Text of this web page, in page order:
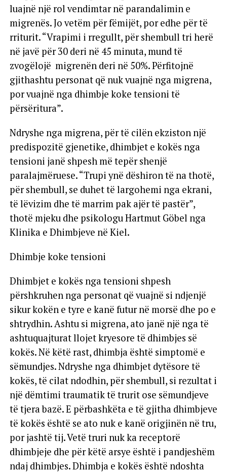
luajnë një rol vendimtar në parandalimin e
migrenës. Jo vetëm për fëmijët, por edhe për të
rriturit. “Vrapimi i rregullt, për shembull tri herë
në javë për 30 deri në 45 minuta, mund të
zvogëlojë migrenën deri në 50%. Përfitojnë
gjithashtu personat që nuk vuajnë nga migrena,
por vuajnë nga dhimbje koke tensioni të
përsëritura”.
Ndryshe nga migrena, për të cilën ekziston një
predispozitë gjenetike, dhimbjet e kokës nga
tensioni janë shpesh më tepër shenjë
paralajmëruese. “Trupi ynë dëshiron të na thotë,
për shembull, se duhet të largohemi nga ekrani,
të lëvizim dhe të marrim pak ajër të pastër”,
thotë mjeku dhe psikologu Hartmut Göbel nga
Klinika e Dhimbjeve në Kiel.
Dhimbje koke tensioni
Dhimbjet e kokës nga tensioni shpesh
përshkruhen nga personat që vuajnë si ndjenjë
sikur kokën e tyre e kanë futur në morsë dhe po e
shtrydhin. Ashtu si migrena, ato janë një nga të
ashtuquajturat llojet kryesore të dhimbjes së
kokës. Në këtë rast, dhimbja është simptomë e
sëmundjes. Ndryshe nga dhimbjet dytësore të
kokës, të cilat ndodhin, për shembull, si rezultat i
një dëmtimi traumatik të trurit ose sëmundjeve
të tjera bazë. E përbashkëta e të gjitha dhimbjeve
të kokës është se ato nuk e kanë origjinën në tru,
por jashtë tij. Vetë truri nuk ka receptorë
dhimbjeje dhe për këtë arsye është i pandjeshëm
ndaj dhimbjes. Dhimbja e kokës është ndoshta